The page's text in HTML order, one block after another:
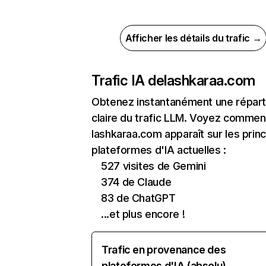
Afficher les détails du trafic →
Trafic IA delashkaraa.com
Obtenez instantanément une
claire du trafic LLM. Voyez
lashkaraa.com apparaît sur les
plateformes d'IA actuelles :
527 visites de Gemini
374 de Claude
83 de ChatGPT
...et plus encore !
Trafic en provenance des